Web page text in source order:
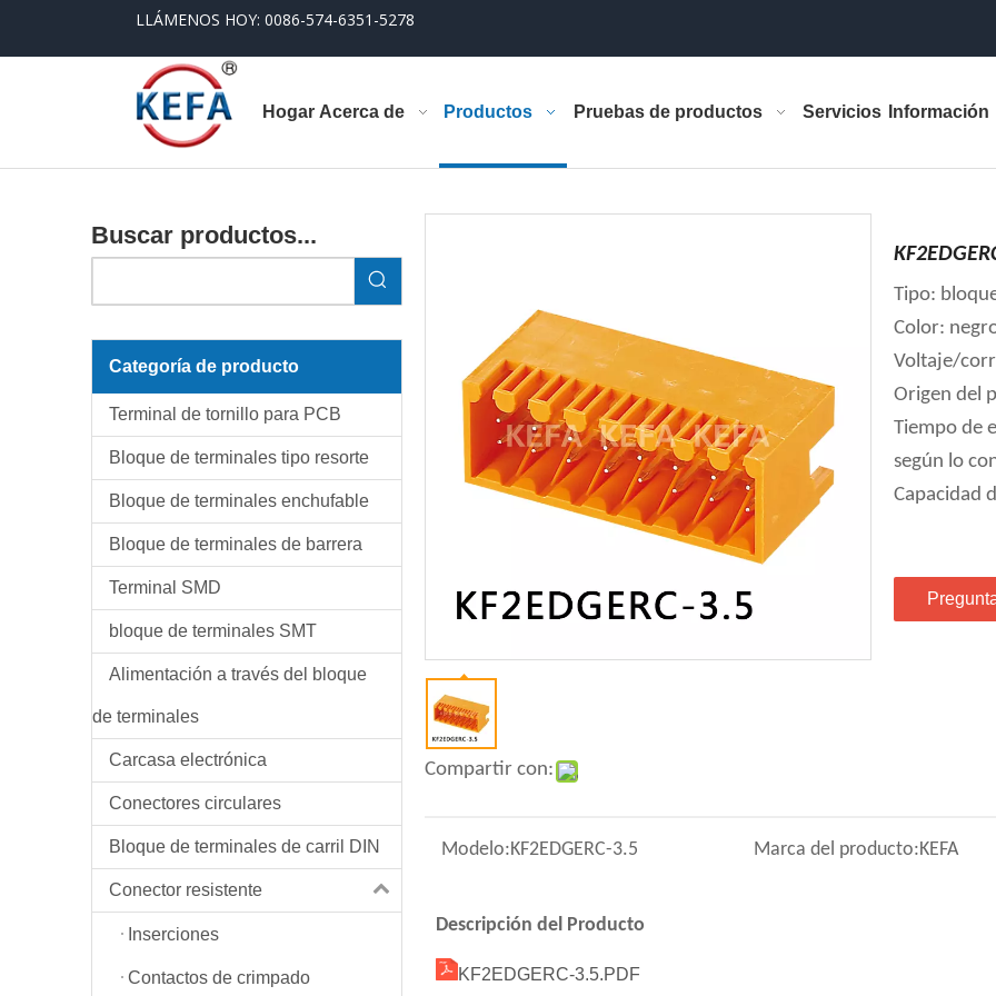
LLÁMENOS HOY: 0086-574-6351-5278
Hogar Acerca de Productos Pruebas de productos Servicios Información
Buscar productos...
Categoría de producto
Terminal de tornillo para PCB
Bloque de terminales tipo resorte
Bloque de terminales enchufable
Bloque de terminales de barrera
Terminal SMD
bloque de terminales SMT
Alimentación a través del bloque
de terminales
Carcasa electrónica
Conectores circulares
Bloque de terminales de carril DIN
Conector resistente
Inserciones
Contactos de crimpado
Compartir con:
Tipo:
Color:
Voltaje/
Origen del
Tiempo de
según lo
Capacidad
Modelo:KF2EDGERC-3.5 Marca del producto:KEFA
Descripción del Producto
KF2EDGERC-3.5.PDF